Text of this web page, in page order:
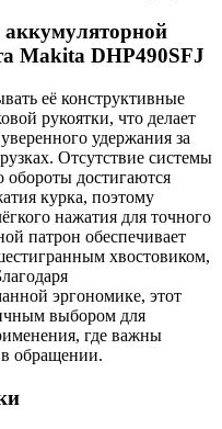
аккумуляторной
Makita DHP490SFJ
её конструктивные
рукоятки, что делает
удержания за
Отсутствие системы
обороты достигаются
курка, поэтому
нажатия для точного
патрон обеспечивает
хвостовиком,
эргономике, этот
выбором для
где важны
обращении.